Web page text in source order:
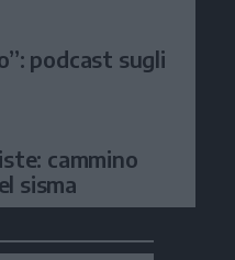
podcast sugli
cammino
sisma